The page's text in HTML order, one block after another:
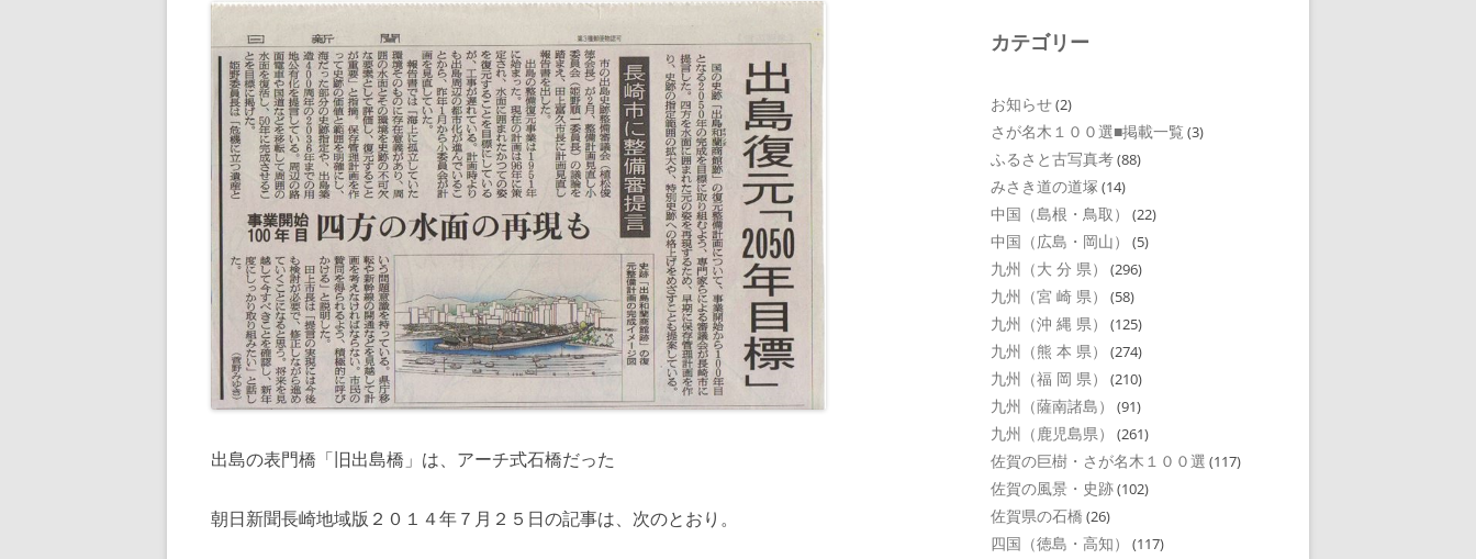
出島の表門橋「旧出島橋」は、アーチ式石橋だった
朝日新聞長崎地域版２０１４年７月２５日の記事は、次のとおり。
カテゴリー
お知らせ(2)
さが名木１００選■掲載一覧 (3)
ふるさと古写真考(88)
みさき道の道塚 (14)
中国（島根・鳥取） (22)
中国（広島・岡山） (5)
九州（大 分 県） (296)
九州（宮 崎 県） (58)
九州（沖 縄 県） (125)
九州（熊 本 県） (274)
九州（福 岡 県） (210)
九州（薩南諸島） (91)
九州（鹿児島県） (261)
佐賀の巨樹・さが名木１００選 (117)
佐賀の風景・史跡(102)
佐賀県の石橋 (26)
四国（徳島・高知） (117)